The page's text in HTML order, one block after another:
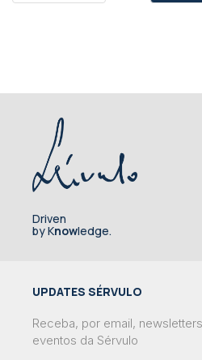
Driven
by Knowledge.
UPDATES SÉRVULO
Receba, por email,
eventos da Sérvulo